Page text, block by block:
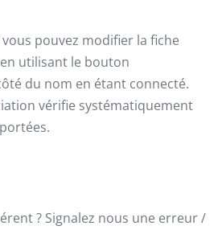
pouvez modifier la fiche
utilisant le bouton
du nom en étant connecté.
vérifie systématiquement
? Signalez nous une erreur /